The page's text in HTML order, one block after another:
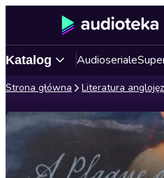
Katalog Audioseriale
Strona główna Literatura